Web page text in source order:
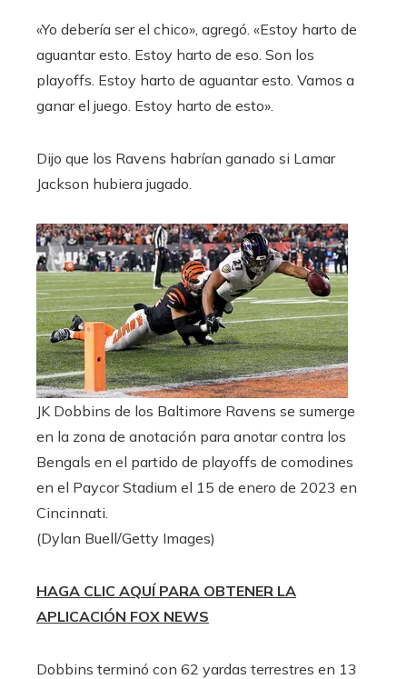
«Yo debería ser el chico», agregó. «Estoy harto de
aguantar esto. Estoy harto de eso. Son los
playoffs. Estoy harto de aguantar esto. Vamos a
ganar el juego. Estoy harto de esto».
Dijo que los Ravens habrían ganado si Lamar
Jackson hubiera jugado.
JK Dobbins de los Baltimore Ravens se sumerge
en la zona de anotación para anotar contra los
Bengals en el partido de playoffs de comodines
en el Paycor Stadium el 15 de enero de 2023 en
Cincinnati.
(Dylan Buell/Getty Images)
HAGA CLIC AQUÍ PARA OBTENER LA
APLICACIÓN FOX NEWS
Dobbins terminó con 62 yardas terrestres en 13